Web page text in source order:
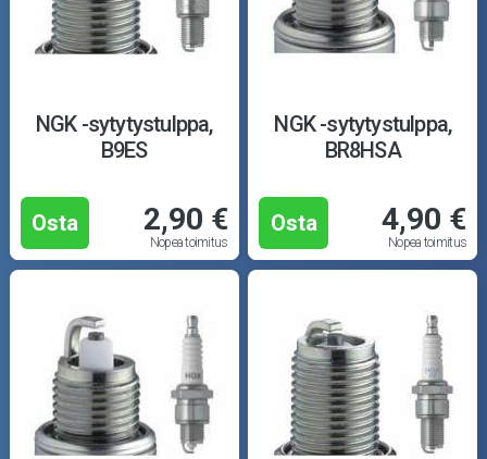
NGK -sytytystulppa,
B9ES
Osta 2,90 €
Nopea toimitus
NGK -sytytystulppa,
BR8HSA
Osta 4,90 €
Nopea toimitus